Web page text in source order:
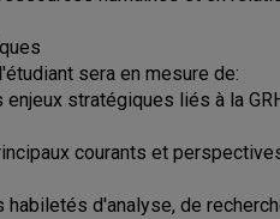
sera en mesure de:
enjeux stratégiques liés à la
courants et
habiletés d'analyse, de